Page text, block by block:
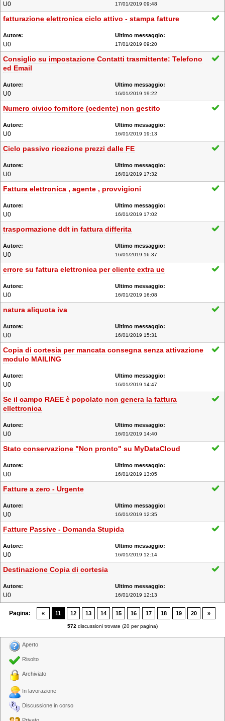
U0 17/01/2019 09:48
fatturazione elettronica ciclo attivo - stampa fatture
U0 17/01/2019 09:20
Consiglio su impostazione Contatti trasmittente: Telefono
ed Email
U0 16/01/2019 19:22
Numero civico fornitore (cedente) non gestito
U0 16/01/2019 19:13
Ciclo passivo ricezione prezzi dalle FE
U0 16/01/2019 17:32
Fattura elettronica , agente , provvigioni
U0 16/01/2019 17:02
traspormazione ddt in fattura differita
U0 16/01/2019 16:37
errore su fattura elettronica per cliente extra ue
U0 16/01/2019 16:08
natura aliquota iva
U0 16/01/2019 15:31
Copia di cortesia per mancata consegna senza attivazione
modulo MAILING
U0 16/01/2019 14:47
Se il campo RAEE è popolato non genera la fattura
ellettronica
U0 16/01/2019 14:40
Stato conservazione "Non pronto" su MyDataCloud
U0 16/01/2019 13:05
Fatture a zero - Urgente
U0 16/01/2019 12:35
Fatture Passive - Domanda Stupida
U0 16/01/2019 12:14
Destinazione Copia di cortesia
U0 16/01/2019 12:13
Pagina: « 11 12 13 14 15 16 17 18 19 20 »
572 discussioni trovate (20 per pagina)
Aperto
Risolto
Archiviato
In lavorazione
Discussione in corso